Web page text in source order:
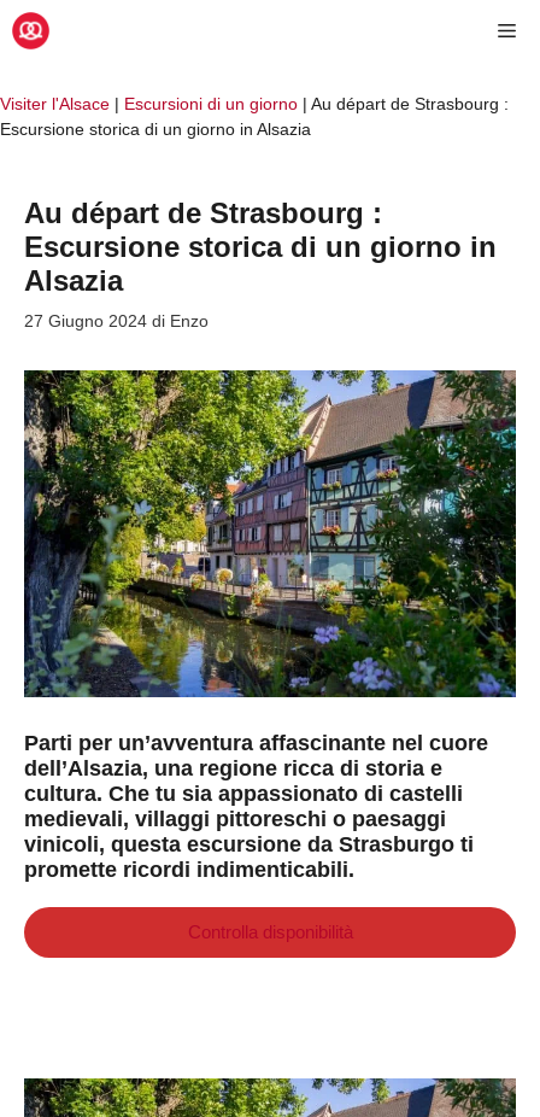
Vai
Visiter l'Alsace | Escursioni di un giorno | Au départ de Strasbourg :
Escursione storica di un giorno in Alsazia
Au départ de Strasbourg :
Escursione storica di un giorno in
Alsazia
27 Giugno 2024 di Enzo
Parti per un’avventura affascinante nel cuore
dell’Alsazia, una regione ricca di storia e
cultura. Che tu sia appassionato di castelli
medievali, villaggi pittoreschi o paesaggi
vinicoli, questa escursione da Strasburgo ti
promette ricordi indimenticabili.
Controlla disponibilità